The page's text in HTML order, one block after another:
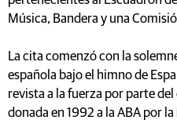
Música, Bandera y una
La cita comenzó con la
española bajo el himno de
revista a la fuerza por parte
donada en 1992 a la ABA por la